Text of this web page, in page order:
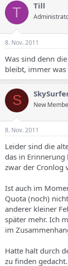
T Till
8. Nov. 2011
Was sind denn
bleibt, immer was
S New
8. Nov. 2011
Leider sind die
das in
zwar der Cronlog
Ist auch im
Quota (noch)
anderer kleiner
später mehr. Ich
im
Hatte halt durch
zu finden gedacht.